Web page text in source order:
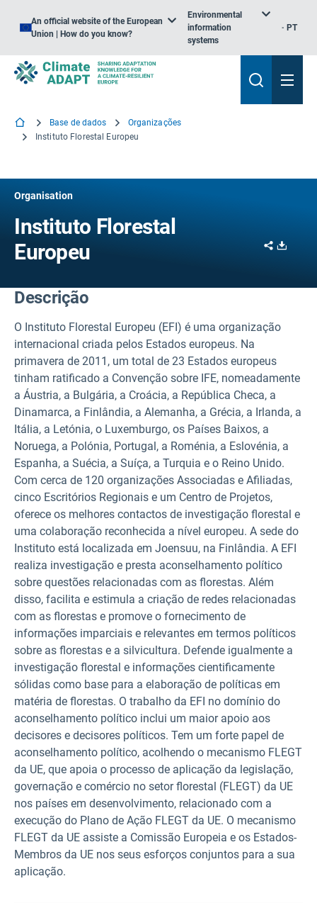
An official website of the European
Union | How do you know?
Environmental
information
systems
PT
Base de dados
Organizações
Instituto Florestal Europeu
Organisation
Instituto Florestal
Europeu
Share
Descrição
O Instituto Florestal Europeu (EFI) é uma organização
internacional criada pelos Estados europeus. Na
primavera de 2011, um total de 23 Estados europeus
tinham ratificado a Convenção sobre IFE, nomeadamente
a Áustria, a Bulgária, a Croácia, a República Checa, a
Dinamarca, a Finlândia, a Alemanha, a Grécia, a Irlanda, a
Itália, a Letónia, o Luxemburgo, os Países Baixos, a
Noruega, a Polónia, Portugal, a Roménia, a Eslovénia, a
Espanha, a Suécia, a Suíça, a Turquia e o Reino Unido.
Com cerca de 120 organizações Associadas e Afiliadas,
cinco Escritórios Regionais e um Centro de Projetos,
oferece os melhores contactos de investigação florestal e
uma colaboração reconhecida a nível europeu. A sede do
Instituto está localizada em Joensuu, na Finlândia. A EFI
realiza investigação e presta aconselhamento político
sobre questões relacionadas com as florestas. Além
disso, facilita e estimula a criação de redes relacionadas
com as florestas e promove o fornecimento de
informações imparciais e relevantes em termos políticos
sobre as florestas e a silvicultura. Defende igualmente a
investigação florestal e informações cientificamente
sólidas como base para a elaboração de políticas em
matéria de florestas. O trabalho da EFI no domínio do
aconselhamento político inclui um maior apoio aos
decisores e decisores políticos. Tem um forte papel de
aconselhamento político, acolhendo o mecanismo FLEGT
da UE, que apoia o processo de aplicação da legislação,
governação e comércio no setor florestal (FLEGT) da UE
nos países em desenvolvimento, relacionado com a
execução do Plano de Ação FLEGT da UE. O mecanismo
FLEGT da UE assiste a Comissão Europeia e os Estados-
Membros da UE nos seus esforços conjuntos para a sua
aplicação.